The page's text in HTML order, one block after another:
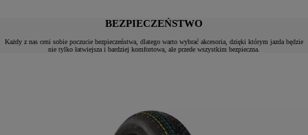
BEZPIECZEŃSTWO
Każdy z nas ceni sobie poczucie bezpieczeństwa, dlatego warto wybrać akcesoria, dzięki którym jazda będzie
nie tylko łatwiejsza i bardziej komfortowa, ale przede wszystkim bezpieczna.